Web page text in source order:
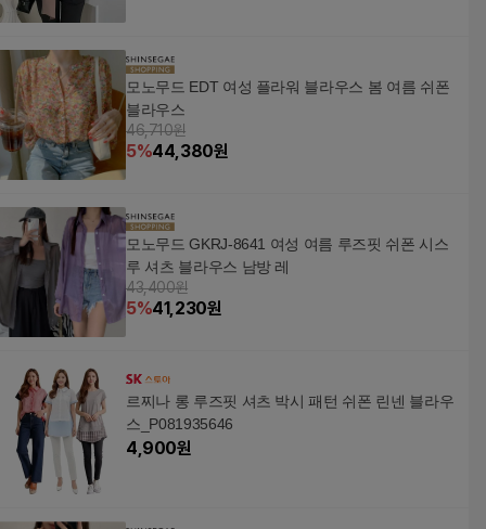
모노무드 EDT 여성 플라워 블라우스 봄 여름 쉬폰
블라우스
46,710원
5%44,380원
모노무드 GKRJ-8641 여성 여름 루즈핏 쉬폰 시스
루 셔츠 블라우스 남방 레
43,400원
5%41,230원
르찌나 롱 루즈핏 셔츠 박시 패턴 쉬폰 린넨 블라우
스_P081935646
4,900원